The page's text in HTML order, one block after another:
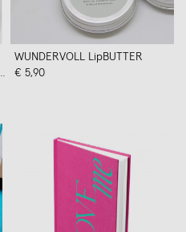
WUNDERVOLL LipBUTTER
€ 5,90